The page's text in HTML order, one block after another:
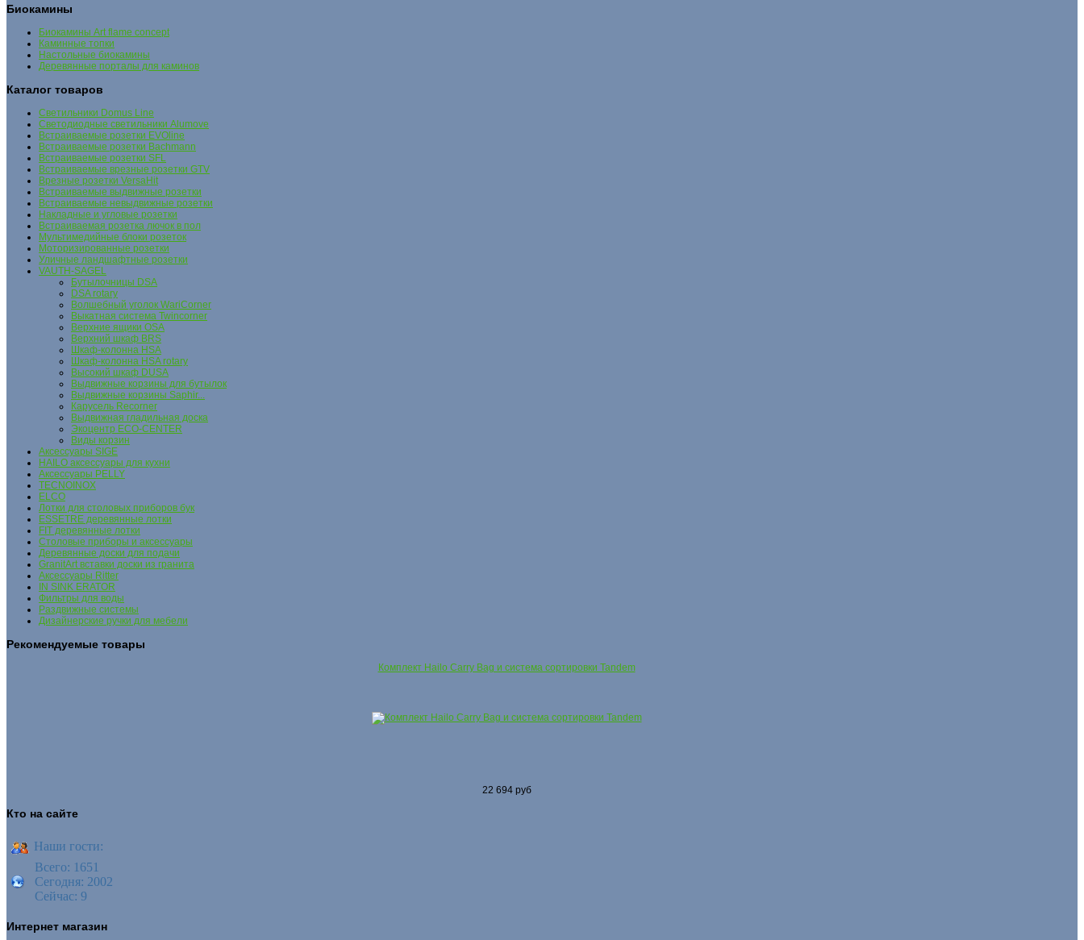
Биокамины
Биокамины Art flame concept
Каминные топки
Настольные биокамины
Деревянные порталы для каминов
Каталог товаров
Cветильники Domus Line
Светодиодные светильники Alumove
Встраиваемые розетки EVOline
Встраиваемые розетки Bachmann
Встраиваемые розетки SFL
Встраиваемые врезные розетки GTV
Врезные розетки VersaHit
Встраиваемые выдвижные розетки
Встраиваемые невыдвижные розетки
Накладные и угловые розетки
Встраиваемая розетка лючок в пол
Мультимедийные блоки розеток
Моторизированные розетки
Уличные ландшафтные розетки
VAUTH-SAGEL
Бутылочницы DSA
DSA rotary
Волшебный уголок WariCorner
Выкатная система Twincorner
Верхние ящики OSA
Верхний шкаф BRS
Шкаф-колонна HSA
Шкаф-колонна HSA rotary
Высокий шкаф DUSA
Выдвижные корзины для бутылок
Выдвижные корзины Saphir...
Карусель Recorner
Выдвижная гладильная доска
Экоцентр ECO-CENTER
Виды корзин
Аксессуары SIGE
HAILO аксессуары для кухни
Аксессуары PELLY
TECNOINOX
ELCO
Лотки для столовых приборов бук
ESSETRE деревянные лотки
FIT деревянные лотки
Столовые приборы и аксессуары
Деревянные доски для подачи
GranitArt вставки доски из гранита
Аксессуары Ritter
IN SINK ERATOR
Фильтры для воды
Раздвижные системы
Дизайнерские ручки для мебели
Рекомендуемые товары
Комплект Hailo Carry Bag и система сортировки Tandem
22 694 руб
Кто на сайте
Наши гости:
Всего: 1651
Сегодня: 2002
Сейчас: 9
Интернет магазин